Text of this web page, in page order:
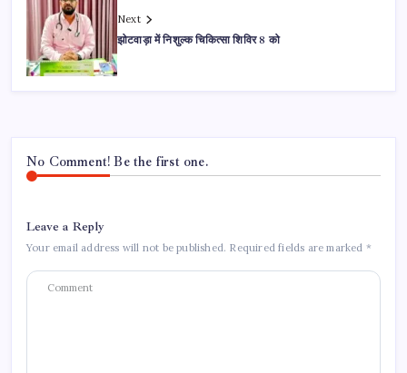
Next
झोटवाड़ा में निशुल्क चिकित्सा शिविर 8 को
No Comment! Be the first one.
Leave a Reply
Your email address will not be published. Required fields are marked *